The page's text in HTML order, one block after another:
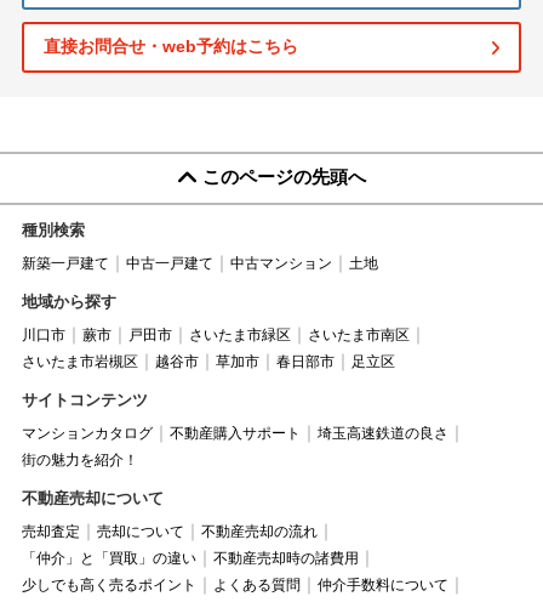
直接お問合せ・web予約はこちら
このページの先頭へ
種別検索
新築一戸建て 中古一戸建て 中古マンション 土地
地域から探す
川口市 蕨市 戸田市 さいたま市緑区
さいたま市南区
さいたま市岩槻区
越谷市 草加市 春日部市 足立区
サイトコンテンツ
マンションカタログ 不動産購入サポート
埼玉高速鉄道の良さ
街の魅力を紹介！
不動産売却について
売却査定 売却について
不動産売却の流れ
「仲介」と「買取」の違い
不動産売却時の諸費用
少しでも高く売るポイント
よくある質問
仲介手数料について